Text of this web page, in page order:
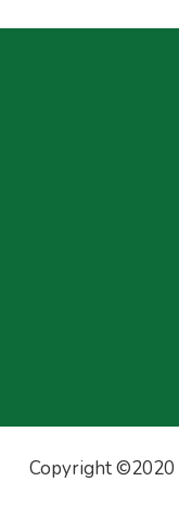
Copyright ©2020